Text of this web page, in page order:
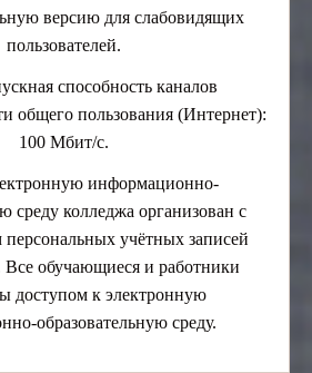
версию для слабовидящих
пользователей.
способность каналов
общего пользования (Интернет):
100 Мбит/с.
информационно-
среду колледжа организован с
персональных учётных записей
Все обучающиеся и работники
доступом к электронную
образовательную среду.